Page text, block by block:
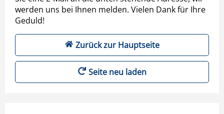
werden uns bei Ihnen melden. Vielen Dank für Ihre
Geduld!
Zurück zur Hauptseite
Seite neu laden